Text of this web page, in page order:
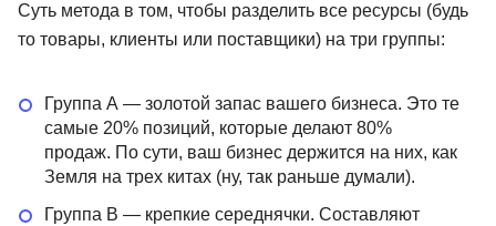
Суть метода в том, чтобы разделить все ресурсы (будь
то товары, клиенты или поставщики) на три группы:
Группа А — золотой запас вашего бизнеса. Это те
самые 20% позиций, которые делают 80%
продаж. По сути, ваш бизнес держится на них, как
Земля на трех китах (ну, так раньше думали).
Группа В — крепкие середнячки. Составляют